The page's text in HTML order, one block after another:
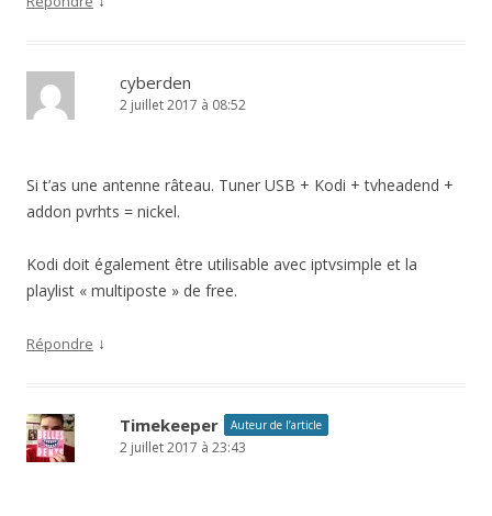
cyberden
2 juillet 2017 à 08:52
Si t’as une antenne râteau. Tuner USB + Kodi + tvheadend +
addon pvrhts = nickel.
Kodi doit également être utilisable avec iptvsimple et la
playlist « multiposte » de free.
Répondre ↓
Timekeeper Auteur de l’article
2 juillet 2017 à 23:43